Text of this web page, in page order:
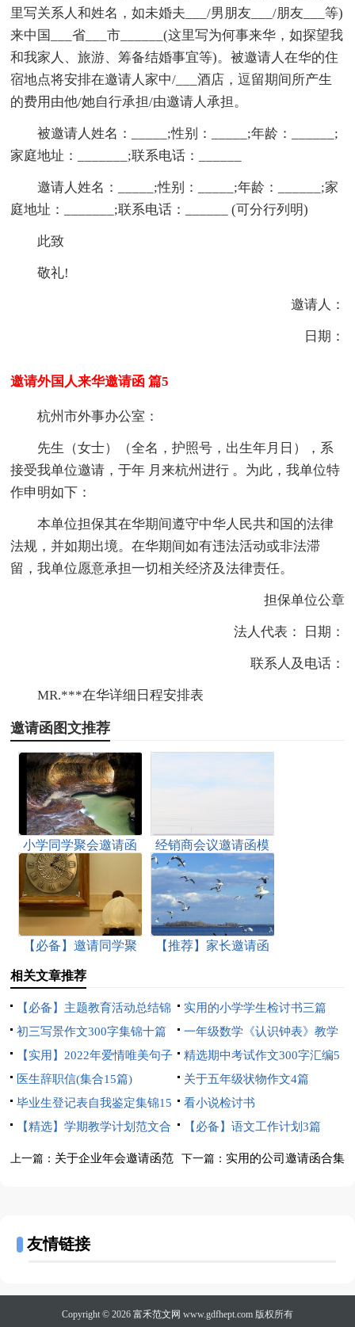
里写关系人和姓名，如未婚夫___/男朋友___/朋友___等)
来中国___省___市______(这里写为何事来华，如探望我
和我家人、旅游、筹备结婚事宜等)。被邀请人在华的住
宿地点将安排在邀请人家中/___酒店，逗留期间所产生
的费用由他/她自行承担/由邀请人承担。
被邀请人姓名：_____;性别：_____;年龄：______;
家庭地址：_______;联系电话：______
邀请人姓名：_____;性别：_____;年龄：______;家
庭地址：_______;联系电话：______ (可分行列明)
此致
敬礼!
邀请人：
日期：
邀请外国人来华邀请函 篇5
杭州市外事办公室：
先生（女士）（全名，护照号，出生年月日），系
接受我单位邀请，于年 月来杭州进行 。为此，我单位特
作申明如下：
本单位担保其在华期间遵守中华人民共和国的法律
法规，并如期出境。在华期间如有违法活动或非法滞
留，我单位愿意承担一切相关经济及法律责任。
担保单位公章
法人代表： 日期：
联系人及电话：
MR.***在华详细日程安排表
邀请函图文推荐
小学同学聚会邀请函
范文
经销商会议邀请函模
板九篇
【必备】邀请同学聚
会的邀请函模板9篇
【推荐】家长邀请函
相关文章推荐
【必备】主题教育活动总结锦
集七篇
实用的小学学生检讨书三篇
初三写景作文300字集锦十篇
一年级数学《认识钟表》教学
反思
【实用】2022年爱情唯美句子
摘录58句
精选期中考试作文300字汇编5
篇
医生辞职信(集合15篇)
关于五年级状物作文4篇
毕业生登记表自我鉴定集锦15
篇
看小说检讨书
【精选】学期教学计划范文合
集五篇
【必备】语文工作计划3篇
上一篇： 关于企业年会邀请函范
下一篇： 实用的公司邀请函合集
友情链接
Copyright © 2026 富禾范文网 www.gdfhept.com 版权所有